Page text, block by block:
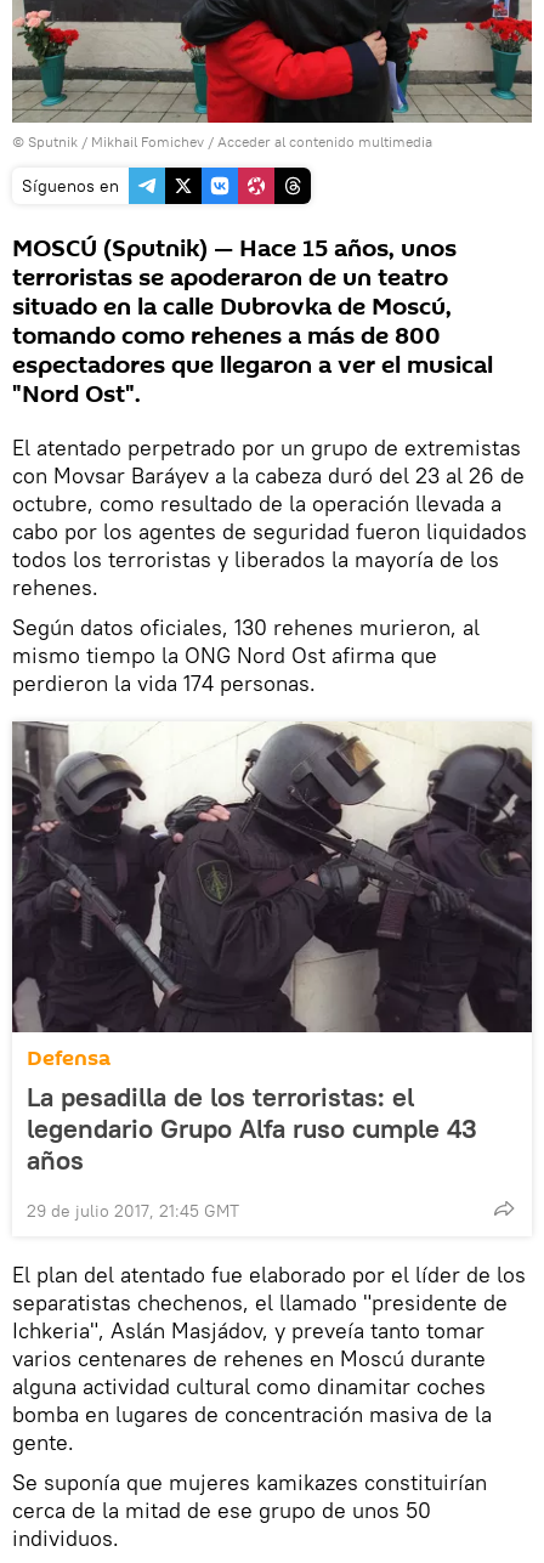
© Sputnik / Mikhail Fomichev / Acceder al contenido multimedia
Síguenos en
MOSCÚ (Sputnik) — Hace 15 años, unos
terroristas se apoderaron de un teatro
situado en la calle Dubrovka de Moscú,
tomando como rehenes a más de 800
espectadores que llegaron a ver el musical
"Nord Ost".
El atentado perpetrado por un grupo de extremistas
con Movsar Baráyev a la cabeza duró del 23 al 26 de
octubre, como resultado de la operación llevada a
cabo por los agentes de seguridad fueron liquidados
todos los terroristas y liberados la mayoría de los
rehenes.
Según datos oficiales, 130 rehenes murieron, al
mismo tiempo la ONG Nord Ost afirma que
perdieron la vida 174 personas.
Defensa
La pesadilla de los terroristas: el
legendario Grupo Alfa ruso cumple 43
años
29 de julio 2017, 21:45 GMT
El plan del atentado fue elaborado por el líder de los
separatistas chechenos, el llamado "presidente de
Ichkeria", Aslán Masjádov, y preveía tanto tomar
varios centenares de rehenes en Moscú durante
alguna actividad cultural como dinamitar coches
bomba en lugares de concentración masiva de la
gente.
Se suponía que mujeres kamikazes constituirían
cerca de la mitad de ese grupo de unos 50
individuos.